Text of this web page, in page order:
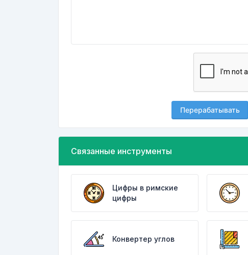
Перерабатывать
Связанные инструменты
Цифры в римские
цифры
Конвертер углов